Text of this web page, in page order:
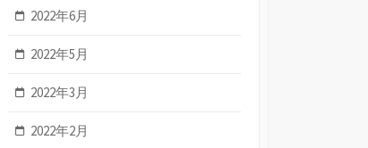
2022年6月
2022年5月
2022年3月
2022年2月